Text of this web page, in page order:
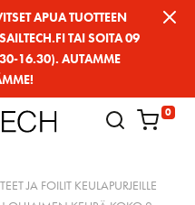
APUA TUOTTEEN
TAI SOITA 09
16.30). AUTAMME
0
JA FOILIT KEULAPURJEILLE